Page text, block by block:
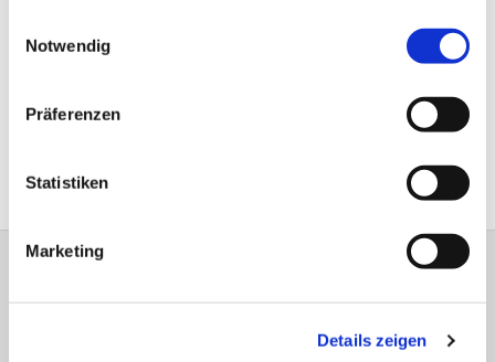
Notwendig
Präferenzen
Statistiken
Marketing
Details zeigen
zu engagieren, freuen wir uns auf Ihre
Besuchsdienst
Kirchplatz 4 | 32130 Enger